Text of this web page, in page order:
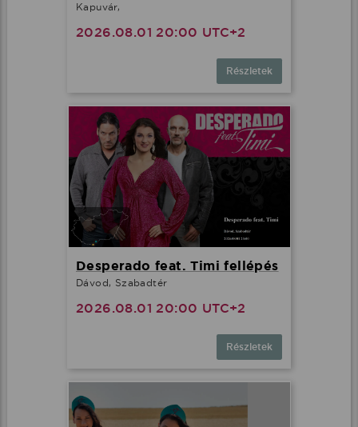
Kapuvár,
2026.08.01 20:00 UTC+2
Részletek
Desperado feat. Timi fellépés
Dávod, Szabadtér
2026.08.01 20:00 UTC+2
Részletek